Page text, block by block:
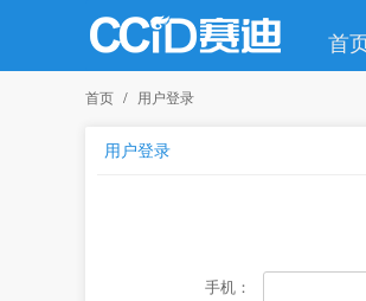
首
首页 用户登录
用户登录
手机：